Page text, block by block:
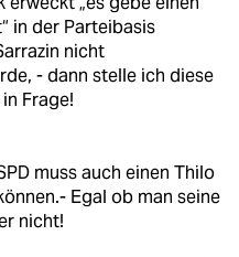
in der Parteibasis
nicht
- dann stelle ich diese
Frage!
muss auch einen Thilo
Egal ob man seine
nicht!